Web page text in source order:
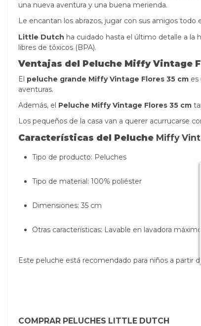
una nueva aventura y una buena merienda.
Le encantan los abrazos, jugar con sus amigos
Little Dutch ha cuidado hasta el último detalle a la
libres de tóxicos (BPA).
Ventajas del Peluche Miffy Vintage
El peluche grande Miffy Vintage Flores 35 cm es
aventuras.
Además, el Peluche Miffy Vintage Flores 35 cm
Los pequeños de la casa van a querer acurrucarse
Características del Peluche Miffy
Tipo de producto: Peluches
Tipo de material: 100% poliéster
Dimensiones: 35 cm
Otras características: Lavable en lavadora
Este peluche está recomendado para niños a partir
COMPRAR PELUCHES LITTLE DUTCH